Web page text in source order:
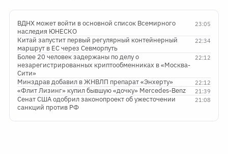
23:05
ВДНХ может войти в основной список Всемирного
наследия ЮНЕСКО
22:34
Китай запустит первый регулярный контейнерный
маршрут в ЕС через Севморпуть
22:12
Более 20 человек задержаны по делу о
незарегистрированных криптообменниках в «Москва-
Сити»
22:12
Минздрав добавил в ЖНВЛП препарат «Энхерту»
21:39
«Флит Лизинг» купил бывшую «дочку» Mercedes-Benz
21:08
Сенат США одобрил законопроект об ужесточении
санкций против РФ